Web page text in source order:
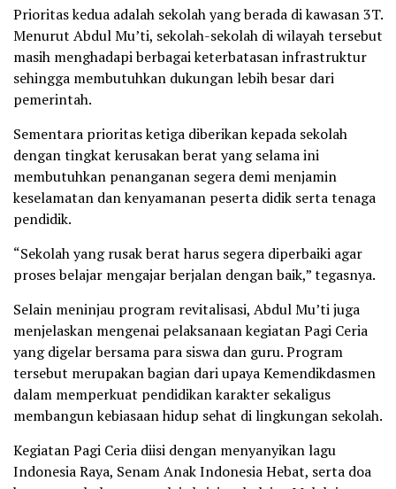
Prioritas kedua adalah sekolah yang berada di kawasan 3T.
Menurut Abdul Mu’ti, sekolah-sekolah di wilayah tersebut
masih menghadapi berbagai keterbatasan infrastruktur
sehingga membutuhkan dukungan lebih besar dari
pemerintah.
Sementara prioritas ketiga diberikan kepada sekolah
dengan tingkat kerusakan berat yang selama ini
membutuhkan penanganan segera demi menjamin
keselamatan dan kenyamanan peserta didik serta tenaga
pendidik.
“Sekolah yang rusak berat harus segera diperbaiki agar
proses belajar mengajar berjalan dengan baik,” tegasnya.
Selain meninjau program revitalisasi, Abdul Mu’ti juga
menjelaskan mengenai pelaksanaan kegiatan Pagi Ceria
yang digelar bersama para siswa dan guru. Program
tersebut merupakan bagian dari upaya Kemendikdasmen
dalam memperkuat pendidikan karakter sekaligus
membangun kebiasaan hidup sehat di lingkungan sekolah.
Kegiatan Pagi Ceria diisi dengan menyanyikan lagu
Indonesia Raya, Senam Anak Indonesia Hebat, serta doa